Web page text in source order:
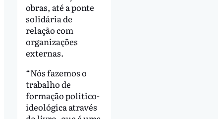
obras, até a ponte
solidária de
relação com
organizações
externas.
“Nós fazemos o
trabalho de
formação político-
ideológica através